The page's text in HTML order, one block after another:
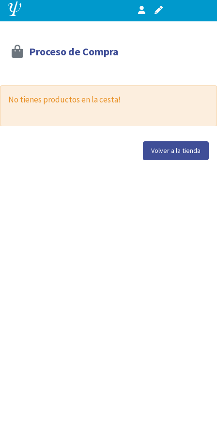
Proceso de Compra
No tienes productos en la cesta!
Volver a la tienda